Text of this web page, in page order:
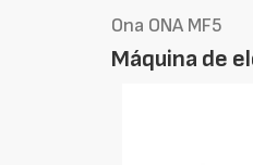
Ona ONA MF5
Máquina de